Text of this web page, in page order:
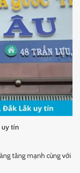
tín
tăng mạnh cùng với